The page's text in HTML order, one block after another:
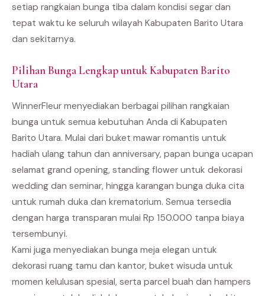
setiap rangkaian bunga tiba dalam kondisi segar dan
tepat waktu ke seluruh wilayah Kabupaten Barito Utara
dan sekitarnya.
Pilihan Bunga Lengkap untuk Kabupaten Barito
Utara
WinnerFleur menyediakan berbagai pilihan rangkaian
bunga untuk semua kebutuhan Anda di Kabupaten
Barito Utara. Mulai dari buket mawar romantis untuk
hadiah ulang tahun dan anniversary, papan bunga ucapan
selamat grand opening, standing flower untuk dekorasi
wedding dan seminar, hingga karangan bunga duka cita
untuk rumah duka dan krematorium. Semua tersedia
dengan harga transparan mulai Rp 150.000 tanpa biaya
tersembunyi.
Kami juga menyediakan bunga meja elegan untuk
dekorasi ruang tamu dan kantor, buket wisuda untuk
momen kelulusan spesial, serta parcel buah dan hampers